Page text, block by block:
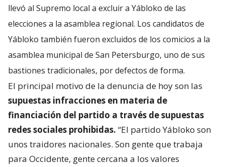
llevó al Supremo local a excluir a Yábloko de las
elecciones a la asamblea regional. Los candidatos de
Yábloko también fueron excluidos de los comicios a la
asamblea municipal de San Petersburgo, uno de sus
bastiones tradicionales, por defectos de forma.
El principal motivo de la denuncia de hoy son las
supuestas infracciones en materia de
financiación del partido a través de supuestas
redes sociales prohibidas. “El partido Yábloko son
unos traidores nacionales. Son gente que trabaja
para Occidente, gente cercana a los valores